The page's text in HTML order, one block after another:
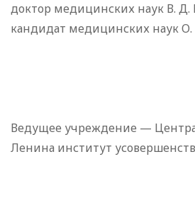
доктор медицинских наук В. Д.
кандидат медицинских наук О.
Ведущее учреждение —
Ленина институт